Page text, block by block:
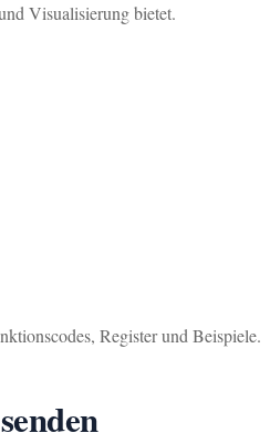
Visualisierung bietet.
Register und Beispiele.